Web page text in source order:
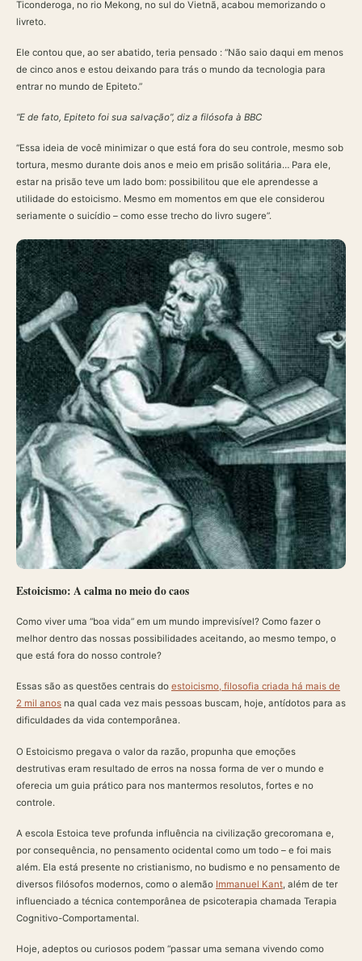
Ticonderoga, no rio Mekong, no sul do Vietnã, acabou memorizando o
livreto.
Ele contou que, ao ser abatido, teria pensado : “Não saio daqui em menos
de cinco anos e estou deixando para trás o mundo da tecnologia para
entrar no mundo de Epiteto.”
“E de fato, Epiteto foi sua salvação”, diz a filósofa à BBC
“Essa ideia de você minimizar o que está fora do seu controle, mesmo sob
tortura, mesmo durante dois anos e meio em prisão solitária… Para ele,
estar na prisão teve um lado bom: possibilitou que ele aprendesse a
utilidade do estoicismo. Mesmo em momentos em que ele considerou
seriamente o suicídio – como esse trecho do livro sugere”.
Estoicismo: A calma no meio do caos
Como viver uma “boa vida” em um mundo imprevisível? Como fazer o
melhor dentro das nossas possibilidades aceitando, ao mesmo tempo, o
que está fora do nosso controle?
Essas são as questões centrais do estoicismo, filosofia criada há mais de
2 mil anos na qual cada vez mais pessoas buscam, hoje, antídotos para as
dificuldades da vida contemporânea.
O Estoicismo pregava o valor da razão, propunha que emoções
destrutivas eram resultado de erros na nossa forma de ver o mundo e
oferecia um guia prático para nos mantermos resolutos, fortes e no
controle.
A escola Estoica teve profunda influência na civilização grecoromana e,
por consequência, no pensamento ocidental como um todo – e foi mais
além. Ela está presente no cristianismo, no budismo e no pensamento de
diversos filósofos modernos, como o alemão Immanuel Kant, além de ter
influenciado a técnica contemporânea de psicoterapia chamada Terapia
Cognitivo-Comportamental.
Hoje, adeptos ou curiosos podem “passar uma semana vivendo como